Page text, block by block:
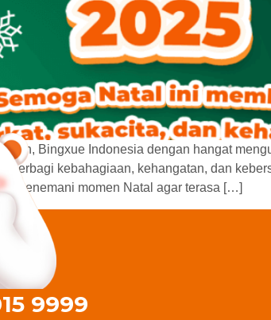
Bingxue Indonesia dengan hangat
berbagi kebahagiaan, kehangatan, dan
menemani momen Natal agar terasa […]
9999